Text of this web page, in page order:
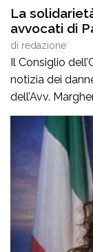
La
avvocati di
di redazione
Il Consiglio
notizia dei
dell’Avv.
sincera
rappresenta
ed alla sua
questo
interpretare il